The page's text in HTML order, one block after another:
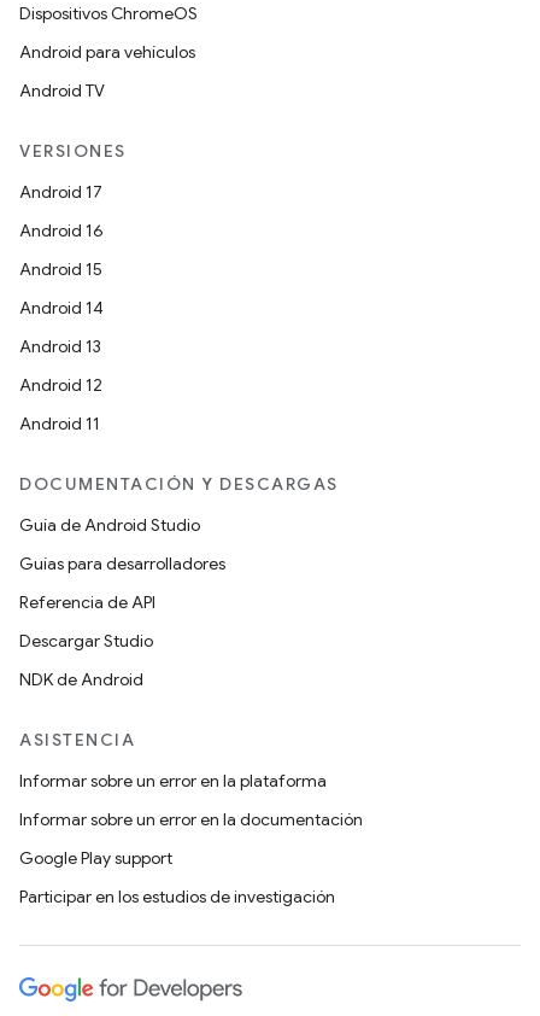
Dispositivos ChromeOS
Android para vehículos
Android TV
VERSIONES
Android 17
Android 16
Android 15
Android 14
Android 13
Android 12
Android 11
DOCUMENTACIÓN Y DESCARGAS
Guía de Android Studio
Guías para desarrolladores
Referencia de API
Descargar Studio
NDK de Android
ASISTENCIA
Informar sobre un error en la plataforma
Informar sobre un error en la documentación
Google Play support
Participar en los estudios de investigación